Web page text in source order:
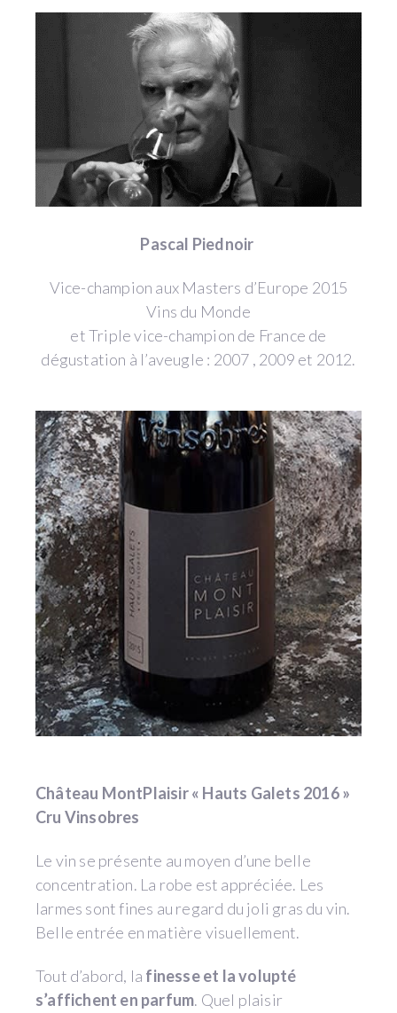
Pascal Piednoir
Vice-champion aux Masters d’Europe 2015
Vins du Monde
et Triple vice-champion de France de
dégustation à l’aveugle : 2007 , 2009 et 2012.
Château MontPlaisir « Hauts Galets 2016 »
Cru Vinsobres
Le vin se présente au moyen d’une belle
concentration. La robe est appréciée. Les
larmes sont fines au regard du joli gras du vin.
Belle entrée en matière visuellement.
Tout d’abord, la finesse et la volupté
s’affichent en parfum. Quel plaisir